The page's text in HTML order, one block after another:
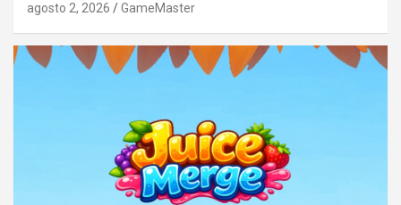
agosto 2, 2026 GameMaster